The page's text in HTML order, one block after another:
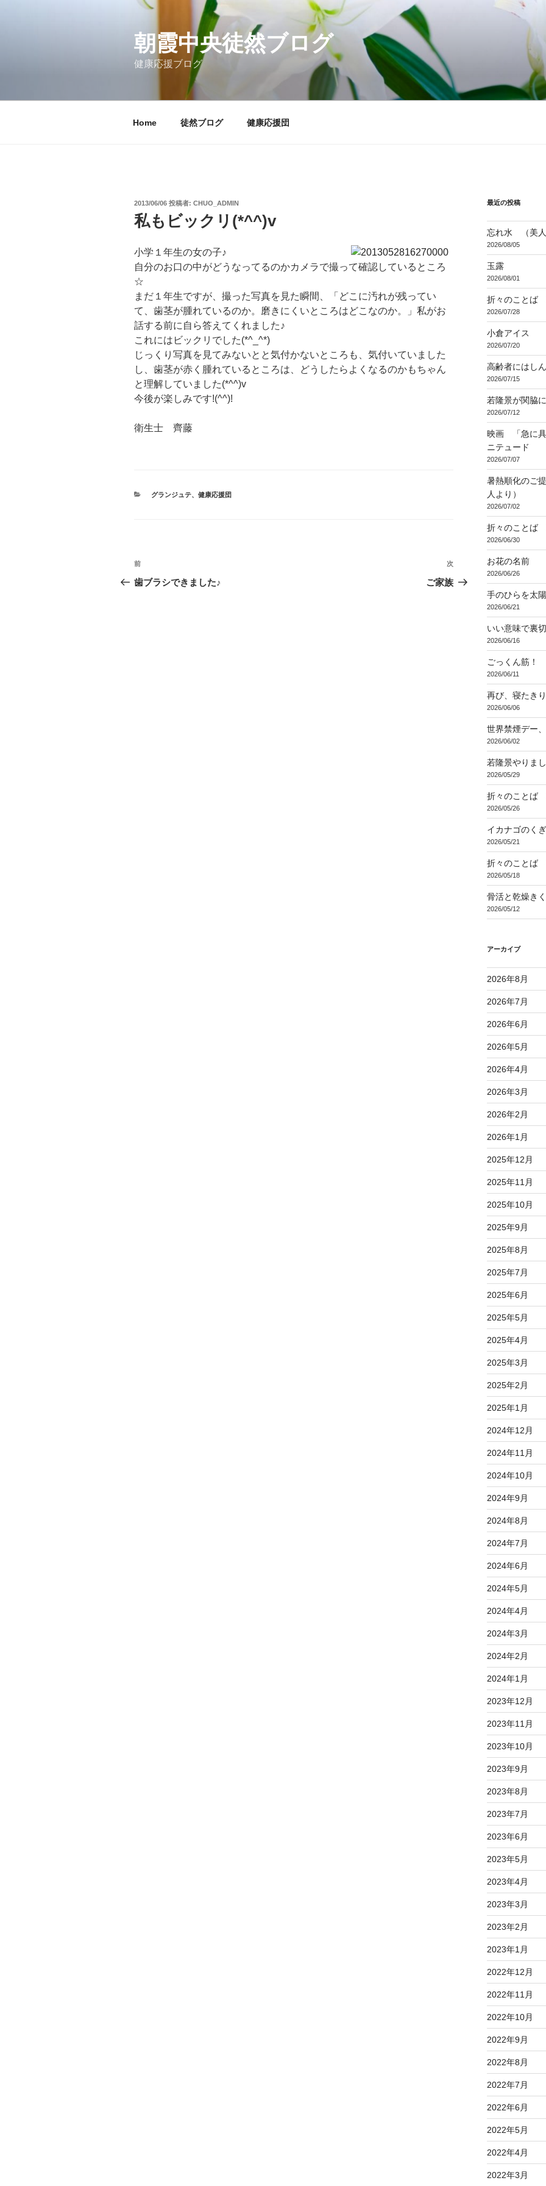
朝霞中央徒然ブログ
健康応援ブログ
Home 徒然ブログ 健康応援団
投
稿
日:
2013/06/06 投稿者: CHUO_ADMIN
私もビックリ(*^^)v
小学１年生の女の子♪
自分のお口の中がどうなってるのかカメラで撮って確認しているところ
☆
まだ１年生ですが、撮った写真を見た瞬間、「どこに汚れが残ってい
て、歯茎が腫れているのか。磨きにくいところはどこなのか。」私がお
話する前に自ら答えてくれました♪
これにはビックリでした(*^_^*)
じっくり写真を見てみないとと気付かないところも、気付いていました
し、歯茎が赤く腫れているところは、どうしたらよくなるのかもちゃん
と理解していました(*^^)v
今後が楽しみです!(^^)!
衛生士 齊藤
カ
グランジュテ、 健康応援団
投
稿
前
の
前
歯ブラシできました♪
次
の
次
ご家族
最近の投稿
忘れ水 （美人
2026/08/05
玉露
2026/08/01
折々のことば
2026/07/28
小倉アイス
2026/07/20
高齢者にはし
2026/07/15
若隆景が関脇に
2026/07/12
映画 「急に具
ニテュード
2026/07/07
暑熱順化のご
人より）
2026/07/02
折々のことば
2026/06/30
お花の名前
2026/06/26
手のひらを太
2026/06/21
いい意味で裏
2026/06/16
ごっくん筋！
2026/06/11
再び、寝たき
2026/06/06
世界禁煙デー
2026/06/02
若隆景やりまし
2026/05/29
折々のことば
2026/05/26
イカナゴのく
2026/05/21
折々のことば
2026/05/18
骨活と乾燥き
2026/05/12
アーカイブ
2026年8月
2026年7月
2026年6月
2026年5月
2026年4月
2026年3月
2026年2月
2026年1月
2025年12月
2025年11月
2025年10月
2025年9月
2025年8月
2025年7月
2025年6月
2025年5月
2025年4月
2025年3月
2025年2月
2025年1月
2024年12月
2024年11月
2024年10月
2024年9月
2024年8月
2024年7月
2024年6月
2024年5月
2024年4月
2024年3月
2024年2月
2024年1月
2023年12月
2023年11月
2023年10月
2023年9月
2023年8月
2023年7月
2023年6月
2023年5月
2023年4月
2023年3月
2023年2月
2023年1月
2022年12月
2022年11月
2022年10月
2022年9月
2022年8月
2022年7月
2022年6月
2022年5月
2022年4月
2022年3月